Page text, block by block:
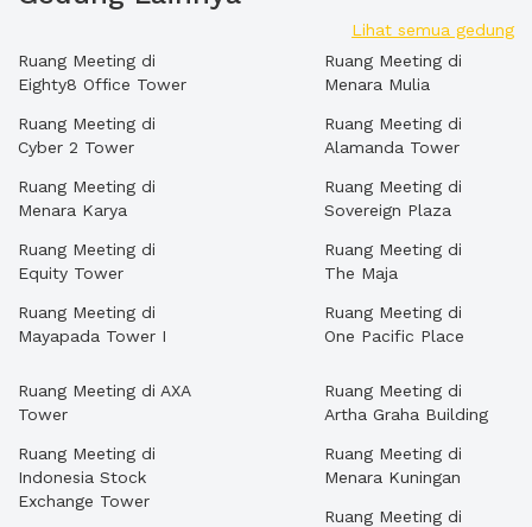
Lihat semua gedung
Ruang Meeting di
Eighty8 Office Tower
Ruang Meeting di
Cyber 2 Tower
Ruang Meeting di
Menara Karya
Ruang Meeting di
Equity Tower
Ruang Meeting di
Mayapada Tower I
Ruang Meeting di
Menara Mulia
Ruang Meeting di
Alamanda Tower
Ruang Meeting di
Sovereign Plaza
Ruang Meeting di
The Maja
Ruang Meeting di
One Pacific Place
Ruang Meeting di AXA
Tower
Ruang Meeting di
Indonesia Stock
Exchange Tower
Ruang Meeting di
Artha Graha Building
Ruang Meeting di
Menara Kuningan
Ruang Meeting di